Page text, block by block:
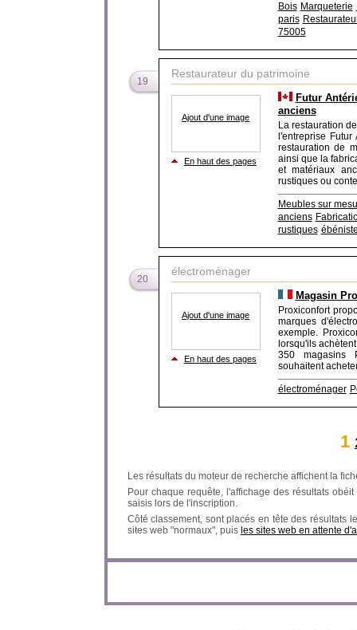
Bois Marqueterie
paris
75005
19
Restaurateur du patrimoine
Ajout d'une image
En haut des pages
Futur
anciens
La restauration
l'entreprise
restauration de
ainsi que la
et matériaux
rustiques ou
Meubles sur
anciens
rustiques
20
électroménager
Ajout d'une image
En haut des pages
Magasin
Proxiconfort
marques
exemple.
lorsqu'ils
350 magasins
souhaitent
électroménager
1
Les résultats du moteur de recherche affichent la
Pour chaque requête, l'affichage des résultats
saisis lors de l'inscription.
Côté classement, sont placés en tête des résultats
sites web "normaux", puis les sites web en attente